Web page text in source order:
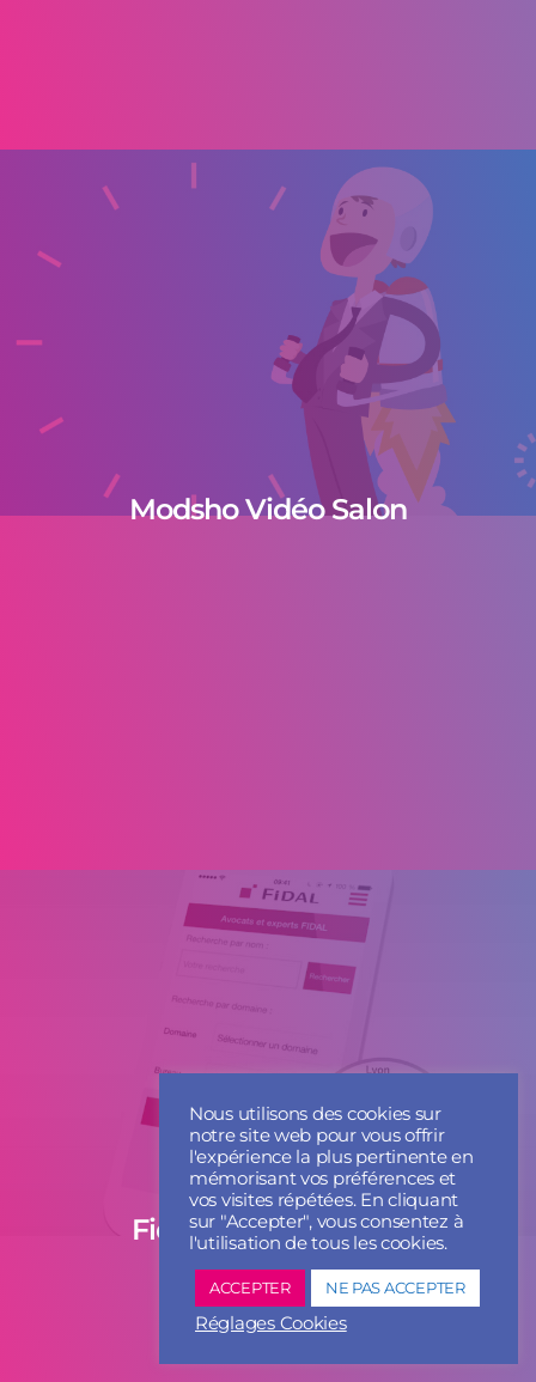
Modsho Vidéo Salon
Fidal Motion Design
Nous utilisons des cookies sur
notre site web pour vous offrir
l'expérience la plus pertinente en
mémorisant vos préférences et
vos visites répétées. En cliquant
sur "Accepter", vous consentez à
l'utilisation de tous les cookies.
ACCEPTER NE PAS ACCEPTER
Réglages Cookies